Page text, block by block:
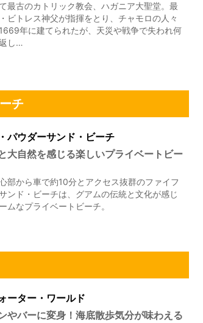
最古のカトリック教会、ハガニア大聖堂。最
ビトレス神父が指揮をとり、チャモロの人々
年に建てられたが、天災や戦争で失われ何
し…
チ
パウダーサンド・ビーチ
大自然を感じる楽しいプライベートビー
部から車で約10分とアクセス抜群のファイフ
ンド・ビーチは、グアムの伝統と文化が感じ
ムなプライベートビーチ。
ーター・ワールド
やバーに変身！海底散歩気分が味わえる